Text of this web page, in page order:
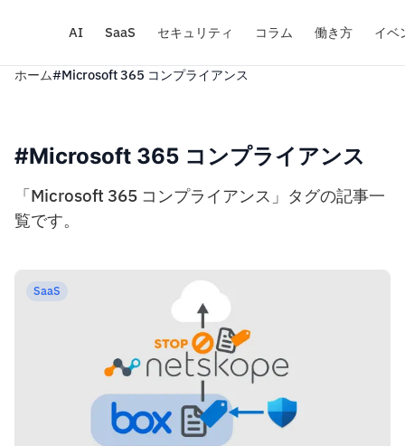
AI SaaS セキュリティ コラム 働き方 イベ
ホーム#Microsoft 365 コンプライアンス
#Microsoft 365 コンプライアンス
「Microsoft 365 コンプライアンス」タグの記事一
覧です。
SaaS